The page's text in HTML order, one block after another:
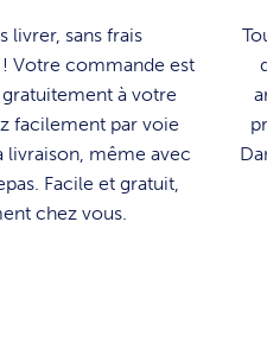
livrer, sans frais
Votre commande est
à votre
facilement par voie
livraison, même avec
Facile et gratuit,
chez vous.